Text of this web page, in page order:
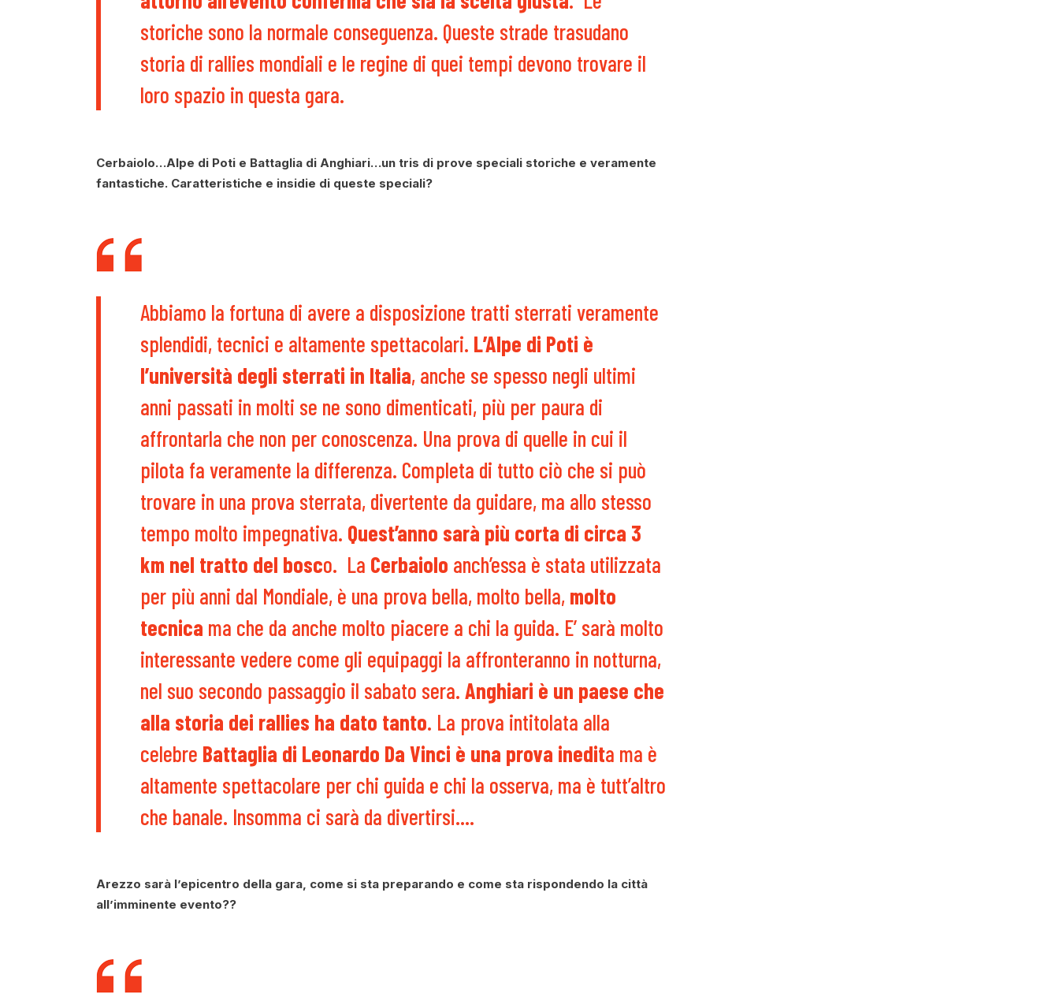
storiche sono la normale conseguenza. Queste strade trasudano
storia di rallies mondiali e le regine di quei tempi devono trovare il
loro spazio in questa gara.
Cerbaiolo…Alpe di Poti e Battaglia di Anghiari…un tris di prove speciali storiche e veramente
fantastiche. Caratteristiche e insidie di queste speciali?
Abbiamo la fortuna di avere a disposizione tratti sterrati veramente
splendidi, tecnici e altamente spettacolari. L’Alpe di Poti è
l’università degli sterrati in Italia, anche se spesso negli ultimi
anni passati in molti se ne sono dimenticati, più per paura di
affrontarla che non per conoscenza. Una prova di quelle in cui il
pilota fa veramente la differenza. Completa di tutto ciò che si può
trovare in una prova sterrata, divertente da guidare, ma allo stesso
tempo molto impegnativa. Quest’anno sarà più corta di circa 3
km nel tratto del bosco. La Cerbaiolo anch’essa è stata utilizzata
per più anni dal Mondiale, è una prova bella, molto bella, molto
tecnica ma che da anche molto piacere a chi la guida. E’ sarà molto
interessante vedere come gli equipaggi la affronteranno in notturna,
nel suo secondo passaggio il sabato sera. Anghiari è un paese che
alla storia dei rallies ha dato tanto. La prova intitolata alla
celebre Battaglia di Leonardo Da Vinci è una prova inedita ma è
altamente spettacolare per chi guida e chi la osserva, ma è tutt’altro
che banale. Insomma ci sarà da divertirsi….
Arezzo sarà l’epicentro della gara, come si sta preparando e come sta rispondendo la città
all’imminente evento??